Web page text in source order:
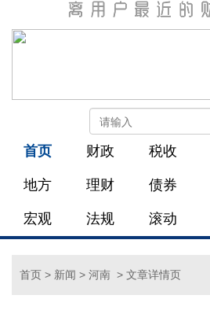
首页 财政 税收
地方 理财 债券
宏观 法规 滚动
首页 > 新闻 > 河南 > 文章详情页